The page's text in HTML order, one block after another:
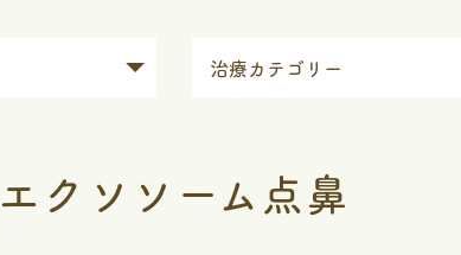
エクソソーム点鼻